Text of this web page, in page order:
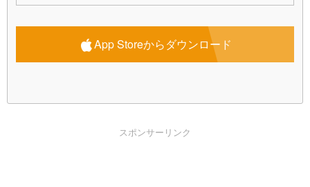
App Storeからダウンロード
スポンサーリンク